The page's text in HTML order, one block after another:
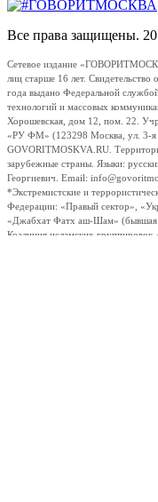
Все права защищены.
Сетевое издание
лиц старше 16 лет.
года выдано Федеральной
технологий и массовых
Хорошевская, дом 12, пом. 22.
«РУ ФМ» (123298 Москва, ул. 3-я
GOVORITMOSKVA.RU.
зарубежные страны. Языки:
Георгиевич. Email:
*Экстремистские и
Федерации: «Правый сектор»,
«Джабхат Фатх аш-Шам» (бывшая
Коалиция исламских